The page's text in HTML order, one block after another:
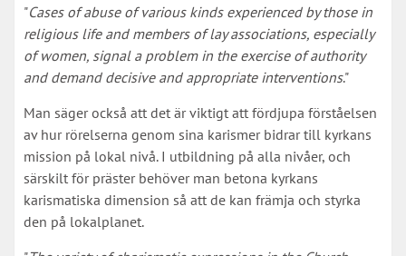
"Cases of abuse of various kinds experienced by those in
religious life and members of lay associations, especially
of women, signal a problem in the exercise of authority
and demand decisive and appropriate interventions."
Man säger också att det är viktigt att fördjupa förståelsen
av hur rörelserna genom sina karismer bidrar till kyrkans
mission på lokal nivå. I utbildning på alla nivåer, och
särskilt för präster behöver man betona kyrkans
karismatiska dimension så att de kan främja och styrka
den på lokalplanet.